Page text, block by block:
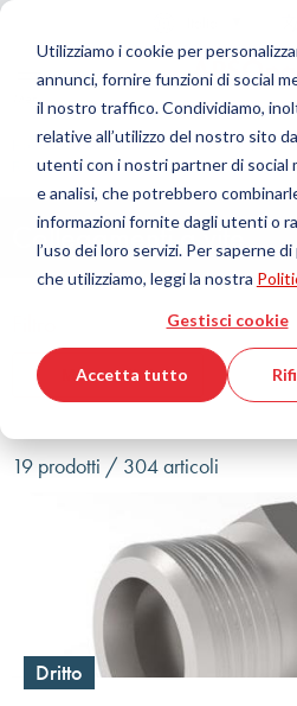
Utilizziamo i cookie per
annunci, fornire funzioni di social
il nostro traffico. Condividiamo,
relative all’utilizzo del nostro sito
utenti con i nostri partner di social
e analisi, che potrebbero
informazioni fornite dagli utenti o
l’uso dei loro servizi. Per saperne
che utilizziamo, leggi la nostra
Gestisci cookie
Accetta tutto
Menu
Cerca
Home Tecnologia dei fluidi
Raccordi ad anello tagliente
Collegamenti a vite
Mostra filtri
19 prodotti / 304 articoli
Dritto